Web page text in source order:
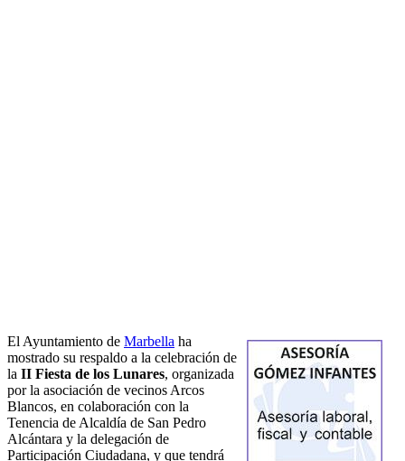
El Ayuntamiento de Marbella ha
mostrado su respaldo a la celebración de
la II Fiesta de los Lunares, organizada
por la asociación de vecinos Arcos
Blancos, en colaboración con la
Tenencia de Alcaldía de San Pedro
Alcántara y la delegación de
Participación Ciudadana, y que tendrá